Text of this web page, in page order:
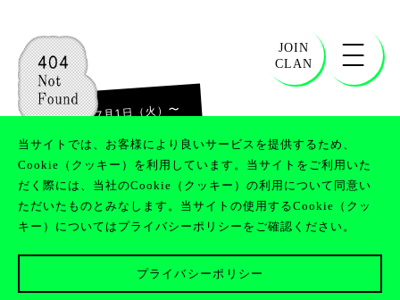
当サイトでは、お客様により良いサービスを提供するため、
Cookie（クッキー）を利用しています。当サイトをご利用いた
だく際には、当社のCookie（クッキー）の利用について同意い
ただいたものとみなします。当サイトの使用するCookie（クッ
キー）についてはプライバシーポリシーをご確認ください。
プライバシーポリシー
JOIN
CLAN
2025年7月1日（火）〜
青春を再起動する場所「Re:BAR」
OPEN‼︎